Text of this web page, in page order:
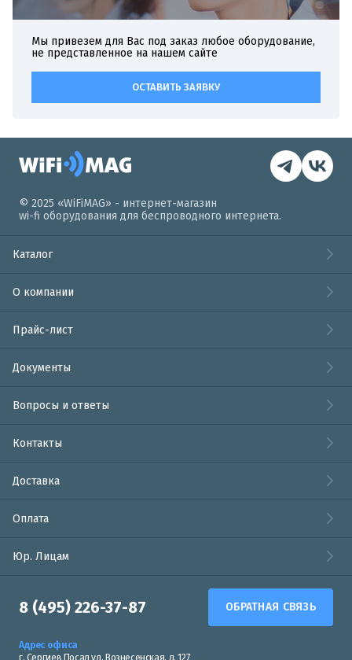
Мы привезем для Вас под заказ любое оборудование,
не представленное на нашем сайте
ОСТАВИТЬ ЗАЯВКУ
© 2025 «WiFiMAG» - интернет-магазин
wi-fi оборудования для беспроводного интернета.
Каталог
О компании
Прайс-лист
Документы
Вопросы и ответы
Контакты
Доставка
Оплата
Юр. Лицам
8 (495) 226-37-87 ОБРАТНАЯ СВЯЗЬ
Адрес офиса
г. Сергиев Посад ул. Вознесенская, д. 127